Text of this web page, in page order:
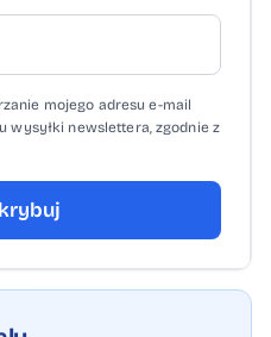
mojego adresu e-mail
wysyłki newslettera, zgodnie z